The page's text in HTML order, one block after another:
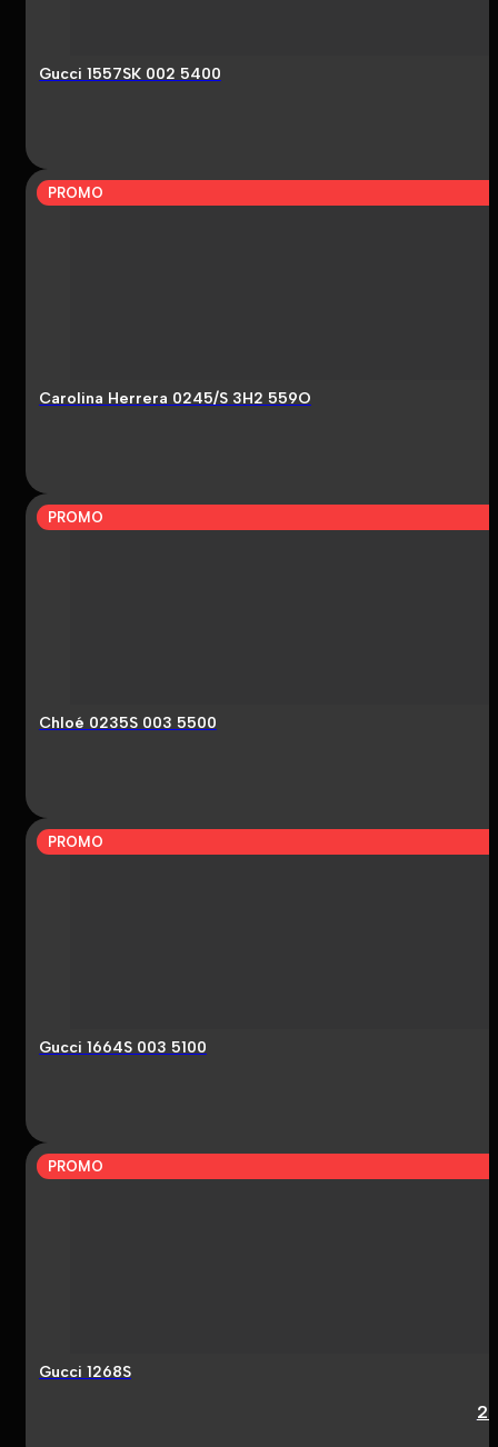
Gucci 1557SK 002 5400
PROMO
Carolina Herrera 0245/S 3H2 559O
PROMO
Chloé 0235S 003 5500
PROMO
Gucci 1664S 003 5100
PROMO
Gucci 1268S